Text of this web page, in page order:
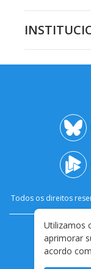
Todos os direitos
Utilizamos
aprimorar
acordo